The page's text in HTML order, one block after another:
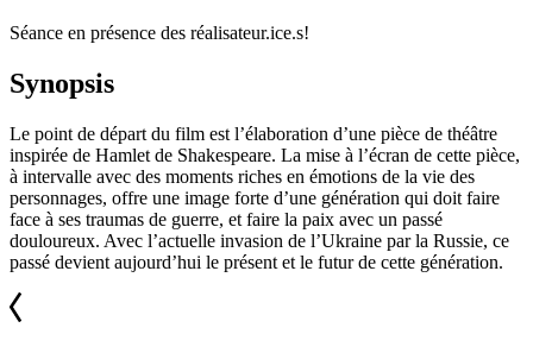
Séance en présence des réalisateur.ice.s!
Synopsis
Le point de départ du film est l’élaboration d’une pièce de théâtre
inspirée de Hamlet de Shakespeare. La mise à l’écran de cette pièce,
à intervalle avec des moments riches en émotions de la vie des
personnages, offre une image forte d’une génération qui doit faire
face à ses traumas de guerre, et faire la paix avec un passé
douloureux. Avec l’actuelle invasion de l’Ukraine par la Russie, ce
passé devient aujourd’hui le présent et le futur de cette génération.